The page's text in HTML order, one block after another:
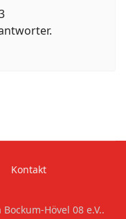
Kontakt
Hövel 08 e.V..